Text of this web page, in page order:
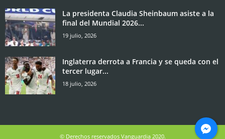
La presidenta Claudia Sheinbaum asiste a la
final del Mundial 2026...
19 julio, 2026
Inglaterra derrota a Francia y se queda con el
tercer lugar...
18 julio, 2026
© Derechos reservados Vanguardia 2020.